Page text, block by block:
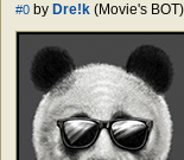
#0 by Dre!k (Movie's